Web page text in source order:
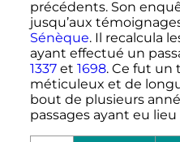
précédents. Son
jusqu’aux
Sénèque. Il recalcula
ayant effectué un
1337et 1698. Ce fut un
méticuleux et de
bout de plusieurs
passages ayant eu lieu